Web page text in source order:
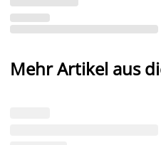
Mehr Artikel aus